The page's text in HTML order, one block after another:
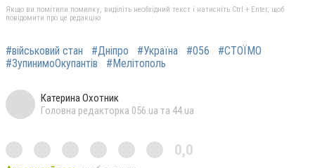
Якщо ви помітили помилку, виділіть необхідний текст і натисніть Ctrl + Enter, щоб
повідомити про це редакцію
#військовий стан #Дніпро #Україна #056
#СТОЇМО
#ЗупинимоОкупантів
#Мелітополь
Катерина Охотник
Головна редакторка 056.ua та 44.ua
0,0